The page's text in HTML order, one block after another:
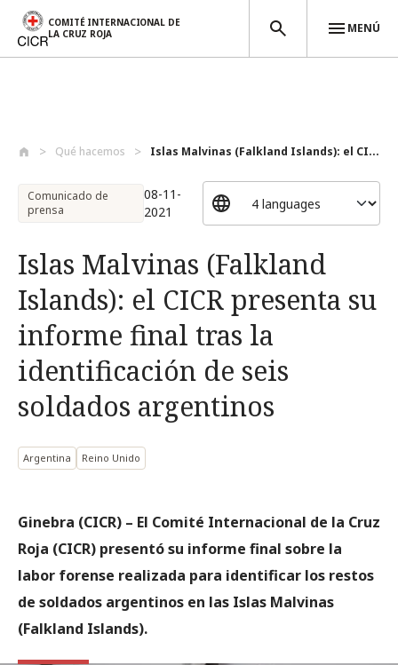
COMITÉ INTERNACIONAL DE
LA CRUZ ROJA
MENÚ
Qué hacemos Islas Malvinas (Falkland Islands): el CI...
Comunicado de
prensa
08-11-
2021
Islas Malvinas (Falkland
Islands): el CICR presenta su
informe final tras la
identificación de seis
soldados argentinos
Argentina Reino Unido
Ginebra (CICR) – El Comité Internacional de la Cruz
Roja (CICR) presentó su informe final sobre la
labor forense realizada para identificar los restos
de soldados argentinos en las Islas Malvinas
(Falkland Islands).